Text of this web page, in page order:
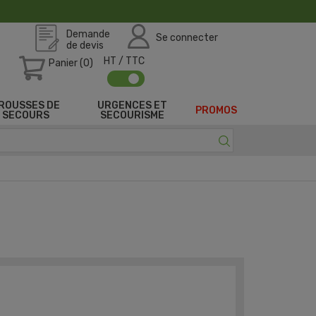
Demande
de devis
Se connecter
Panier (0) HT / TTC
DE
SECOURS
URGENCES ET
SECOURISME
PROMOS